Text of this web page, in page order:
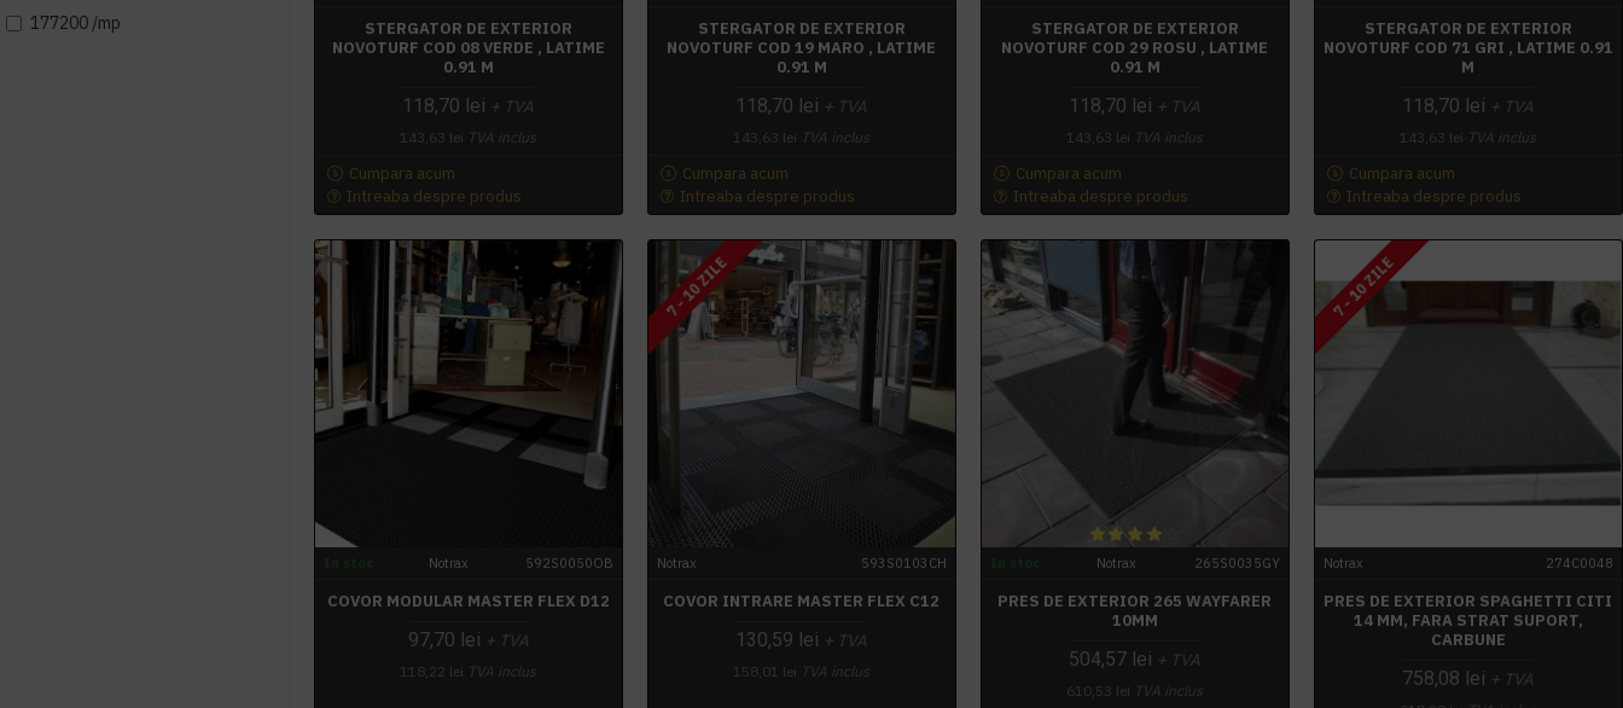
177200 /mp
STERGATOR DE EXTERIOR
NOVOTURF COD 08 VERDE , LATIME
0.91 M
118,70 lei + TVA
143,63 lei TVA inclus
Cumpara acum
Intreaba despre produs
STERGATOR DE EXTERIOR
NOVOTURF COD 19 MARO , LATIME
0.91 M
118,70 lei + TVA
143,63 lei TVA inclus
Cumpara acum
Intreaba despre produs
STERGATOR DE EXTERIOR
NOVOTURF COD 29 ROSU , LATIME
0.91 M
118,70 lei + TVA
143,63 lei TVA inclus
Cumpara acum
Intreaba despre produs
STERGATOR DE EXTERIOR
NOVOTURF COD 71 GRI , LATIME 0.91
M
118,70 lei + TVA
143,63 lei TVA inclus
Cumpara acum
Intreaba despre produs
Notrax 592S0050OB
COVOR MODULAR MASTER FLEX D12
97,70 lei + TVA
118,22 lei TVA inclus
7 - 10 ZILE
Notrax 593S0103CH
COVOR INTRARE MASTER FLEX C12
130,59 lei + TVA
158,01 lei TVA inclus
Notrax 265S0035GY
PRES DE EXTERIOR 265 WAYFARER
10MM
504,57 lei + TVA
610,53 lei TVA inclus
7 - 10 ZILE
Notrax 274C0048
PRES DE EXTERIOR SPAGHETTI CITI
14 MM, FARA STRAT SUPORT,
CARBUNE
758,08 lei + TVA